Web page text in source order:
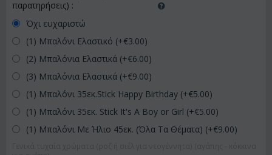
παρατηρήσεις) :
Όχι ευχαριστώ
(1) Μπαλόνι Ελαστικό (+€3.00)
(2) Μπαλόνια Ελαστικά (+€6.00)
(3) Μπαλόνια Ελαστικά (+€9.00)
(1) Μπαλόνι 35εκ.Stick Happy Birthday (+€5.00)
(1) Μπαλόνι 35εκ. Stick It's A Boy or Girl (+€5.00)
(1) Μπαλόνι Με Ήλιο 45εκ. (Όλα Τα Θέματα) (+€9.00)